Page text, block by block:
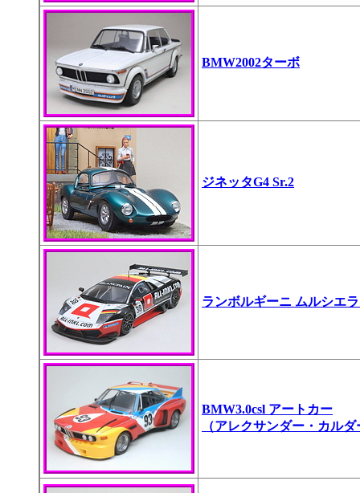
BMW2002ターボ
ジネッタG4 Sr.2
ランボルギーニ ムルシエ
BMW3.0csl アートカー
（アレクサンダー・カルダ